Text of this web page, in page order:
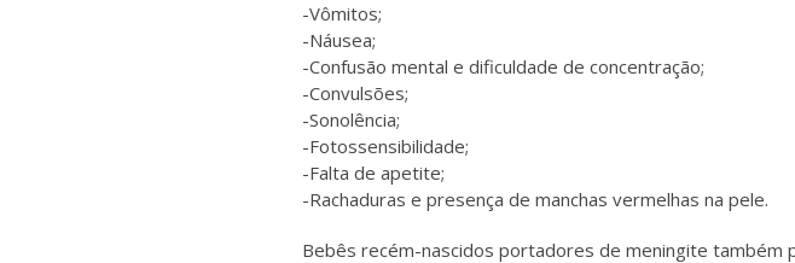
-Vômitos;
-Náusea;
-Confusão mental e dificuldade de concentração;
-Convulsões;
-Sonolência;
-Fotossensibilidade;
-Falta de apetite;
-Rachaduras e presença de manchas vermelhas na pele.
Bebês recém-nascidos portadores de meningite